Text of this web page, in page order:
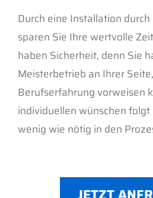
Durch eine Installation durch
sparen Sie Ihre wertvolle
haben Sicherheit, denn Sie
Meisterbetrieb an Ihrer Seite,
Berufserfahrung vorweisen
individuellen wünschen folgt